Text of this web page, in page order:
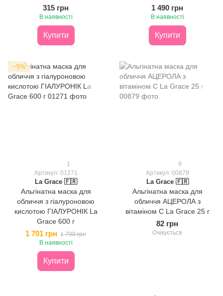
315 грн
В наявності
Купити
1 490 грн
В наявності
Купити
−5%
1
Артикул: 01271
La Grace 🇫🇷
Альгінатна маска для
обличчя з гіалуроновою
кислотою ГІАЛУРОНІК La
Grace 600 г
1 701 грн 1 790 грн
В наявності
Купити
9
Артикул: 00879
La Grace 🇫🇷
Альгінатна маска для
обличчя АЦЕРОЛА з
вітаміном С La Grace 25 г
82 грн
Очікується